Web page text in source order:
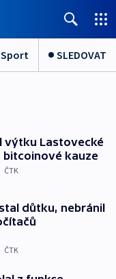
Sport SLEDOVAT
výtku Lastovecké
kauze
ČTK
důtku, nebránil
ČTK